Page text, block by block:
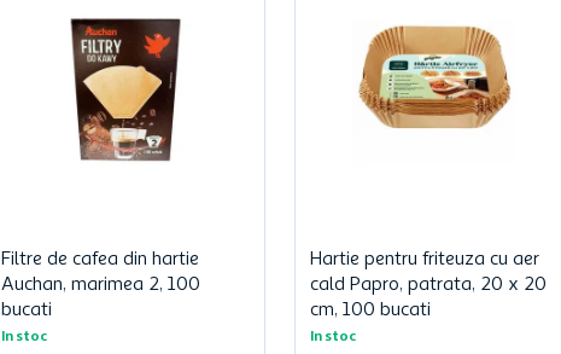
Filtre de cafea din hartie
Auchan, marimea 2, 100
bucati
In stoc
Hartie pentru friteuza cu aer
cald Papro, patrata, 20 x 20
cm, 100 bucati
In stoc